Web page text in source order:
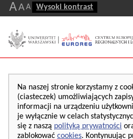
AA A Wysoki kontrast
Na naszej stronie korzystamy z
(ciasteczek) umożliwiających
informacji na urządzeniu
je wyłącznie w celach
się z naszą polityką prywatności
zablokować cookies. Kontynuując